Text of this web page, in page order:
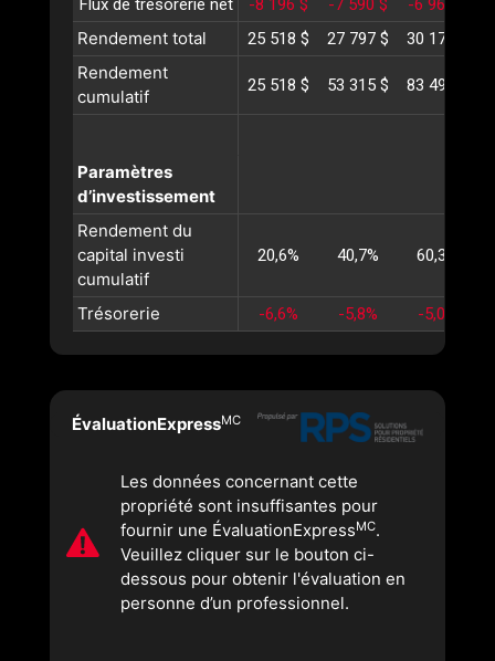
Flux de trésorerie net -8 196 $ -7 590 $ -6 966 $
Rendement total 25 518 $ 27 797 $ 30 177 $
Rendement
cumulatif
25 518 $ 53 315 $ 83 493 $
Paramètres
d’investissement
Rendement du
capital investi
cumulatif
20,6% 40,7% 60,3%
Trésorerie -6,6% -5,8% -5,0%
ÉvaluationExpressMC
Les données concernant cette
propriété sont insuffisantes pour
fournir une ÉvaluationExpressMC.
Veuillez cliquer sur le bouton ci-
dessous pour obtenir l'évaluation en
personne d’un professionnel.